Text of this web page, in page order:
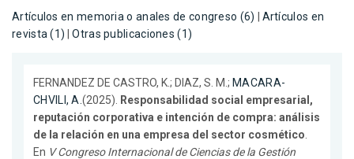
Artículos en memoria o anales de congreso (6)
Artículos en
revista (1) |Otras publicaciones (1)
FERNANDEZ DE CASTRO, K.; DIAZ, S. M.; MACARA-
CHVILI, A. (2025).
Responsabilidad social empresarial,
reputación corporativa e intención de compra: análisis
de la relación en una empresa del sector cosmético
En V Congreso Internacional de Ciencias de la Gestión